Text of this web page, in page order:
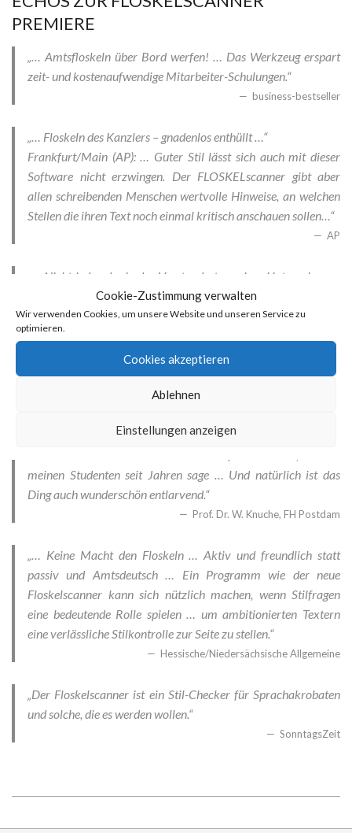
Cookie-Zustimmung verwalten
Wir verwenden Cookies, um unsere Website und unseren Service zu
optimieren.
Cookies akzeptieren
Ablehnen
Einstellungen anzeigen
PREMIERE
„… Amtsfloskeln über Bord werfen! … Das Werkzeug erspart
zeit- und kostenaufwendige Mitarbeiter-Schulungen.“
business-bestseller
„… Floskeln des Kanzlers – gnadenlos enthüllt …“
Frankfurt/Main (AP): … Guter Stil lässt sich auch mit dieser
Software nicht erzwingen. Der FLOSKELscanner gibt aber
allen schreibenden Menschen wertvolle Hinweise, an welchen
Stellen die ihren Text noch einmal kritisch anschauen sollen…“
AP
„… Nicht jeder, der in der Vorstandsetage eines Unternehmens
Texte schreibt, die zur Verbreitung bestimmt sind, ist den oft
komplizierten internen Regeln (eines Firmen-)‘Wordings‘
gewachsen … Aber auch beim literarischen oder privaten
Schreiben kann man mit dem Programm eine ganze Menge
anfangen.“
„Selten fand ich ein Produkt spontan so gut und erfrischend …
meinen Studenten seit Jahren sage … Und natürlich ist das
Ding auch wunderschön entlarvend.“
Prof. Dr. W. Knuche, FH Postdam
„… Keine Macht den Floskeln … Aktiv und freundlich statt
passiv und Amtsdeutsch … Ein Programm wie der neue
Floskelscanner kann sich nützlich machen, wenn Stilfragen
eine bedeutende Rolle spielen … um ambitionierten Textern
eine verlässliche Stilkontrolle zur Seite zu stellen.“
Hessische/Niedersächsische Allgemeine
„Der Floskelscanner ist ein Stil-Checker für Sprachakrobaten
und solche, die es werden wollen.“
SonntagsZeit